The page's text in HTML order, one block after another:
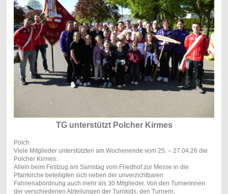
TG unterstützt Polcher Kirmes
Polch
Viele Mitglieder unterstützten am Wochenende vom 25. – 27.04.26 die
Polcher Kirmes.
Allein beim Festzug am Samstag vom Friedhof zur Messe in die
Pfarrkirche beteiligten sich neben der unverzichtbaren
Fahnenabordnung auch mehr als 30 Mitglieder. Von den Turnerinnen
der verschiedenen Abteilungen der Turnkids, den Turnern,